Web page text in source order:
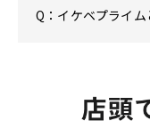
Q：イケベプライ